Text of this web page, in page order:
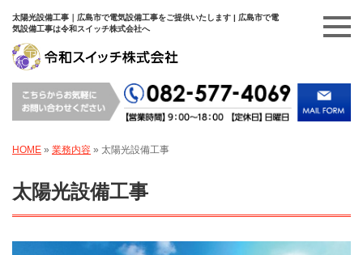
太陽光設備工事｜広島市で電気設備工事をご提供いたします | 広島市で電
気設備工事は令和スイッチ株式会社へ
HOME » 業務内容 » 太陽光設備工事
太陽光設備工事